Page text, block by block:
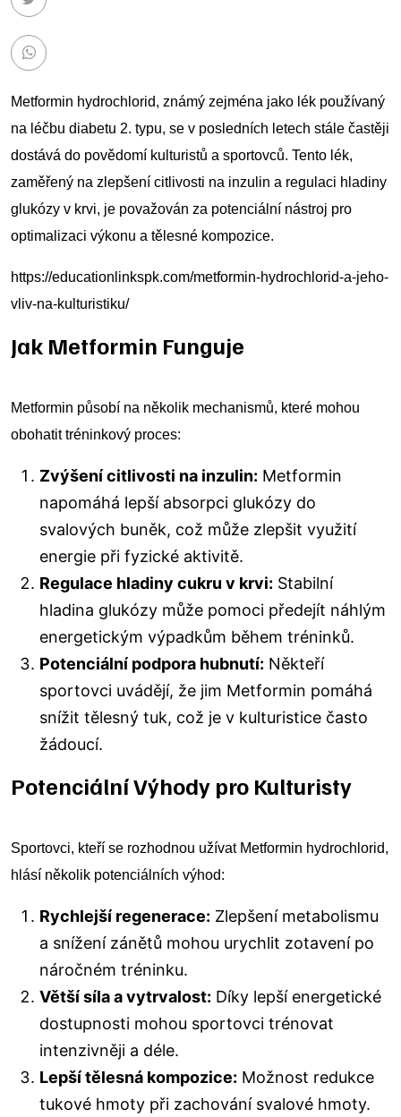
Metformin hydrochlorid, známý zejména jako lék používaný
na léčbu diabetu 2. typu, se v posledních letech stále častěji
dostává do povědomí kulturistů a sportovců. Tento lék,
zaměřený na zlepšení citlivosti na inzulin a regulaci hladiny
glukózy v krvi, je považován za potenciální nástroj pro
optimalizaci výkonu a tělesné kompozice.
https://educationlinkspk.com/metformin-hydrochlorid-a-jeho-
vliv-na-kulturistiku/
Jak Metformin Funguje
Metformin působí na několik mechanismů, které mohou
obohatit tréninkový proces:
Zvýšení citlivosti na inzulin: Metformin
napomáhá lepší absorpci glukózy do
svalových buněk, což může zlepšit využití
energie při fyzické aktivitě.
Regulace hladiny cukru v krvi: Stabilní
hladina glukózy může pomoci předejít náhlým
energetickým výpadkům během tréninků.
Potenciální podpora hubnutí: Někteří
sportovci uvádějí, že jim Metformin pomáhá
snížit tělesný tuk, což je v kulturistice často
žádoucí.
Potenciální Výhody pro Kulturisty
Sportovci, kteří se rozhodnou užívat Metformin hydrochlorid,
hlásí několik potenciálních výhod:
Rychlejší regenerace: Zlepšení metabolismu
a snížení zánětů mohou urychlit zotavení po
náročném tréninku.
Větší síla a vytrvalost: Díky lepší energetické
dostupnosti mohou sportovci trénovat
intenzivněji a déle.
Lepší tělesná kompozice: Možnost redukce
tukové hmoty při zachování svalové hmoty.